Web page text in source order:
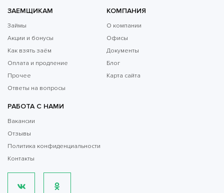
ЗАЕМЩИКАМ
Займы
Акции и бонусы
Как взять заём
Оплата и продление
Прочее
Ответы на вопросы
КОМПАНИЯ
О компании
Офисы
Документы
Блог
Карта сайта
РАБОТА С НАМИ
Вакансии
Отзывы
Политика конфиденциальности
Контакты